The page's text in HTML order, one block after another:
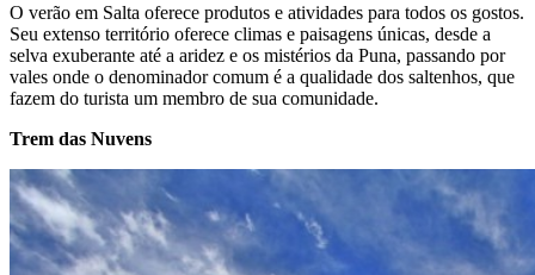
O verão em Salta oferece produtos e atividades para todos os gostos.
Seu extenso território oferece climas e paisagens únicas, desde a
selva exuberante até a aridez e os mistérios da Puna, passando por
vales onde o denominador comum é a qualidade dos saltenhos, que
fazem do turista um membro de sua comunidade.
Trem das Nuvens